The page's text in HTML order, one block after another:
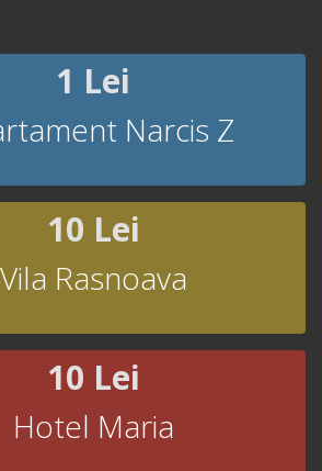
1 Lei
Narcis Z
10 Lei
Vila Rasnoava
10 Lei
Hotel Maria